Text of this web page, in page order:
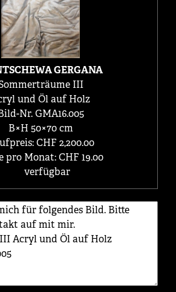
GERGANA
III
und Öl auf Holz
Nr. GMA16.005
B×H 50×70 cm
CHF 2,200.00
pro Monat: CHF 19.00
verfügbar